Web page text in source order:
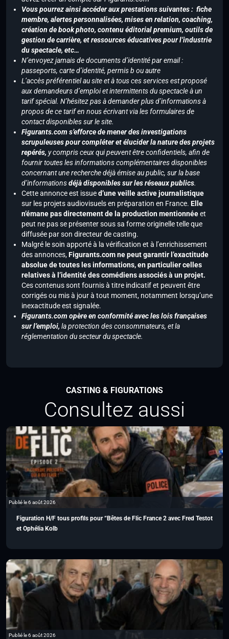
Vous pourrez ainsi accéder aux prestations suivantes : fiche
membre, alertes personnalisées, mises en relation, coaching,
création de book photo, contenu éditorial premium, outils de
gestion de carrière, et ressources éducatives pour l’industrie
du spectacle, etc…
N’envoyez jamais de documents d’identité par email :
passeports, carte d’identité, permis b ou autre
L’accès préférentiel au site et à tous ces services est proposé
aux demandeurs d’emploi et intermittents du spectacle à un
tarif spécial. N’hésitez pas à demander plus d’informations à
propos de ce tarif en nous écrivant via les formulaires de
contact disponibles sur le site.
Figurants.com s’efforce de mener des investigations
scrupuleuses pour compléter et élucider la nature des projets
repérés, y compris ceux qui peuvent être confidentiels, afin de
fournir toutes les informations complémentaires disponibles
concernant une recherche déjà émise au public, sur la base
d’informationsdéjà disponibles sur les réseaux publics.
Cette annonce est issued’une veille active journalistique
sur les projets audiovisuels en préparation en France. Elle
n’émane pas directement de la production mentionnéeet
peut ne pas se présenter sous sa forme originelle telle que
diffusée par son directeur de casting.
Malgré le soin apporté à la vérification et à l’enrichissement
des annonces,Figurants.com ne peut garantir l’exactitude
absolue de toutes les informations, en particulier celles
relatives à l’identité des comédiens associés à un projet.
Ces contenus sont fournis à titre indicatif et peuvent être
corrigés ou mis à jour à tout moment, notamment lorsqu’une
inexactitude est signalée.
Figurants.com opère en conformité avec les lois françaises
sur l’emploi, la protection des consommateurs, et la
réglementation du secteur du spectacle.
CASTING & FIGURATIONS
Consultez aussi
Publié le 6 août 2026
Figuration H/F tous profils pour “Bêtes de Flic France 2 avec Fred Testot
et Ophélia Kolb
Publié le 6 août 2026